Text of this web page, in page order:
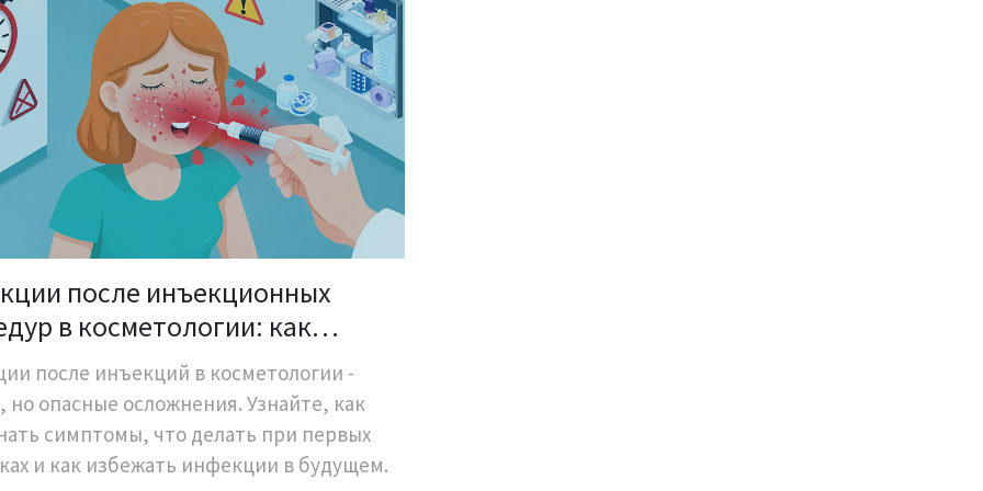
после инъекционных
в косметологии: как
симптомы и что делать
после инъекций в косметологии -
но опасные осложнения. Узнайте, как
симптомы, что делать при первых
и как избежать инфекции в будущем.